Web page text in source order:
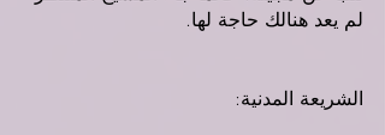
لم يعد هنالك حاجة لها.
الشريعة المدنية: